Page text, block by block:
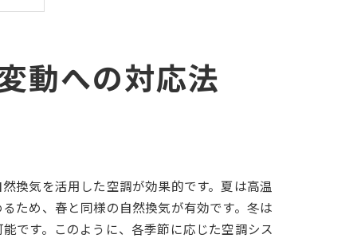
動への対応法
換気を活用した空調が効果的です。夏は高温
ため、春と同様の自然換気が有効です。冬は
です。このように、各季節に応じた空調シス